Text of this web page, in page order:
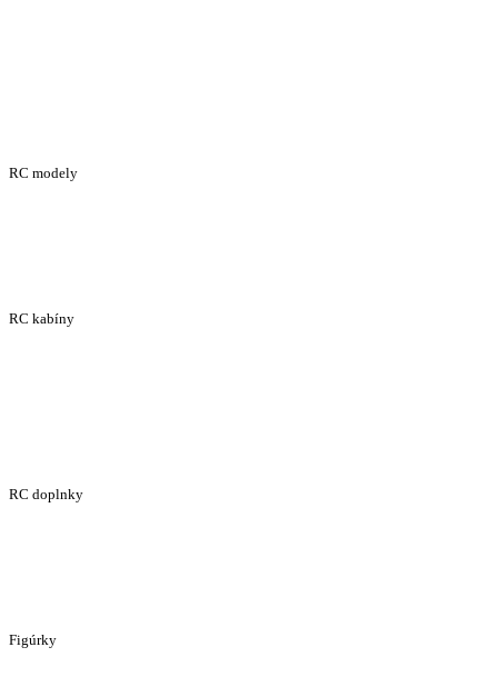
RC modely
RC kabíny
RC doplnky
Figúrky